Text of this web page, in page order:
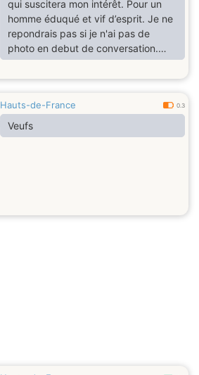
qui suscitera mon intérêt. Pour un
homme éduqué et vif d’esprit. Je ne
repondrais pas si je n'ai pas de
photo en debut de conversation.
Bonne chance à tous
Hauts-de-France 0.3
Veufs